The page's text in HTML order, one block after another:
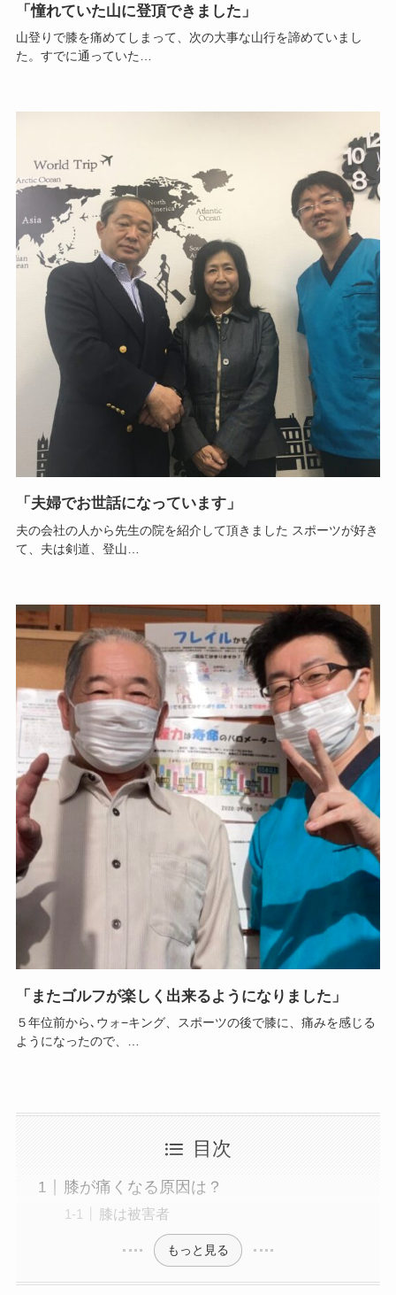
「憧れていた山に登頂できました」
山登りで膝を痛めてしまって、次の大事な山行を諦めていまし
た。すでに通っていた…
「夫婦でお世話になっています」
夫の会社の人から先生の院を紹介して頂きました スポーツが好き
て、夫は剣道、登山…
「またゴルフが楽しく出来るようになりました」
５年位前から､ウォ−キング、スポーツの後で膝に、痛みを感じる
ようになったので、…
目次
膝が痛くなる原因は？
膝は被害者
もっと見る